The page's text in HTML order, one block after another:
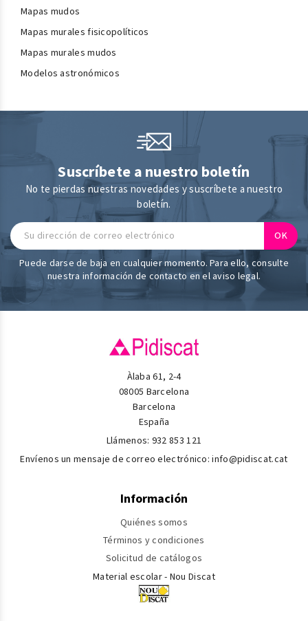
Mapas mudos
Mapas murales fisicopolíticos
Mapas murales mudos
Modelos astronómicos
Suscríbete a nuestro boletín
No te pierdas nuestras novedades y suscríbete a nuestro
boletín.
Puede darse de baja en cualquier momento. Para ello, consulte
nuestra información de contacto en el aviso legal.
Àlaba 61, 2-4
08005 Barcelona
Barcelona
España
Llámenos: 932 853 121
Envíenos un mensaje de correo electrónico:info@pidiscat.cat
Información
Quiénes somos
Términos y condiciones
Solicitud de catálogos
Material escolar - Nou Discat